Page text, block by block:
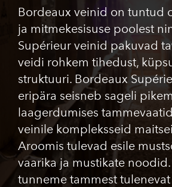
Bordeaux veinid on tuntud
ja mitmekesisuse poolest
Supérieur veinid pakuvad
veidi rohkem tihedust,
struktuuri. Bordeaux
eripära seisneb sageli
laagerdumises
veinile kompleksseid
Aroomis tulevad esile
vaarika ja mustikate noodid.
tunneme tammest